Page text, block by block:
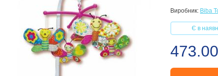
Виробник: Biba
Є в
473.00